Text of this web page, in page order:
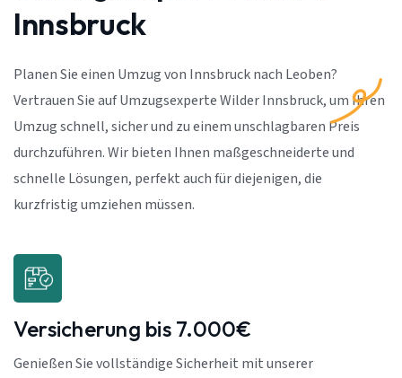
Innsbruck
Planen Sie einen Umzug von Innsbruck nach Leoben?
Vertrauen Sie auf Umzugsexperte Wilder Innsbruck, um Ihren
Umzug schnell, sicher und zu einem unschlagbaren Preis
durchzuführen. Wir bieten Ihnen maßgeschneiderte und
schnelle Lösungen, perfekt auch für diejenigen, die
kurzfristig umziehen müssen.
Versicherung bis 7.000€
Genießen Sie vollständige Sicherheit mit unserer